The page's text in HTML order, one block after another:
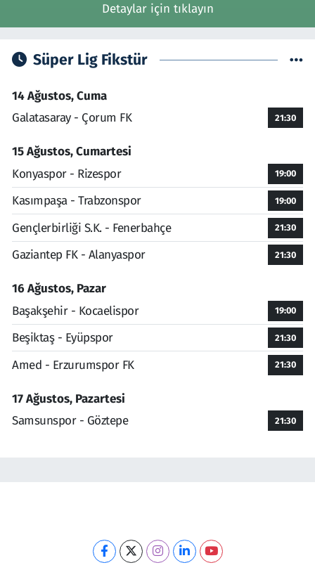
Detaylar için tıklayın
Süper Lig Fikstür
14 Ağustos, Cuma
Galatasaray - Çorum FK
21:30
15 Ağustos, Cumartesi
Konyaspor - Rizespor
19:00
Kasımpaşa - Trabzonspor 19:00
Gençlerbirliği S.K. - Fenerbahçe 21:30
Gaziantep FK - Alanyaspor 21:30
16 Ağustos, Pazar
Başakşehir - Kocaelispor
19:00
Beşiktaş - Eyüpspor 21:30
Amed - Erzurumspor FK 21:30
17 Ağustos, Pazartesi
Samsunspor - Göztepe
21:30